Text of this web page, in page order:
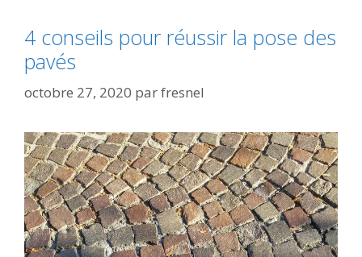
4 conseils pour réussir la pose des
pavés
octobre 27, 2020 parfresnel